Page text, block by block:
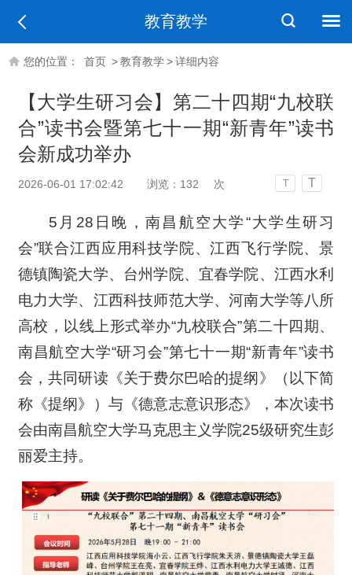
教育教学
您的位置： 首页 >教育教学>详细内容
【大学生研习会】第二十四期“九校联
合”读书会暨第七十一期“新青年”读书
会新成功举办
2026-06-01 17:02:42 浏览： 132 次 T T
5月28日晚，南昌航空大学“大学生研习
会”联合江西应用科技学院、江西飞行学院、景
德镇陶瓷大学、台州学院、宜春学院、江西水利
电力大学、江西科技师范大学、河南大学等八所
高校，以线上形式举办“九校联合”第二十四期、
南昌航空大学“研习会”第七十一期“新青年”读书
会，共同研读《关于费尔巴哈的提纲》（以下简
称《提纲》）与《德意志意识形态》，本次读书
会由南昌航空大学马克思主义学院25级研究生彭
丽爱主持。